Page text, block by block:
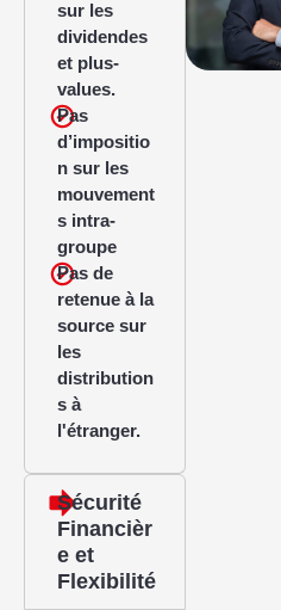
sur les
dividendes
et plus-
values.
Pas
d’impositio
n sur les
mouvement
s intra-
groupe
Pas de
retenue à la
source sur
les
distribution
s à
l'étranger.
Sécurité
Financièr
e et
Flexibilité